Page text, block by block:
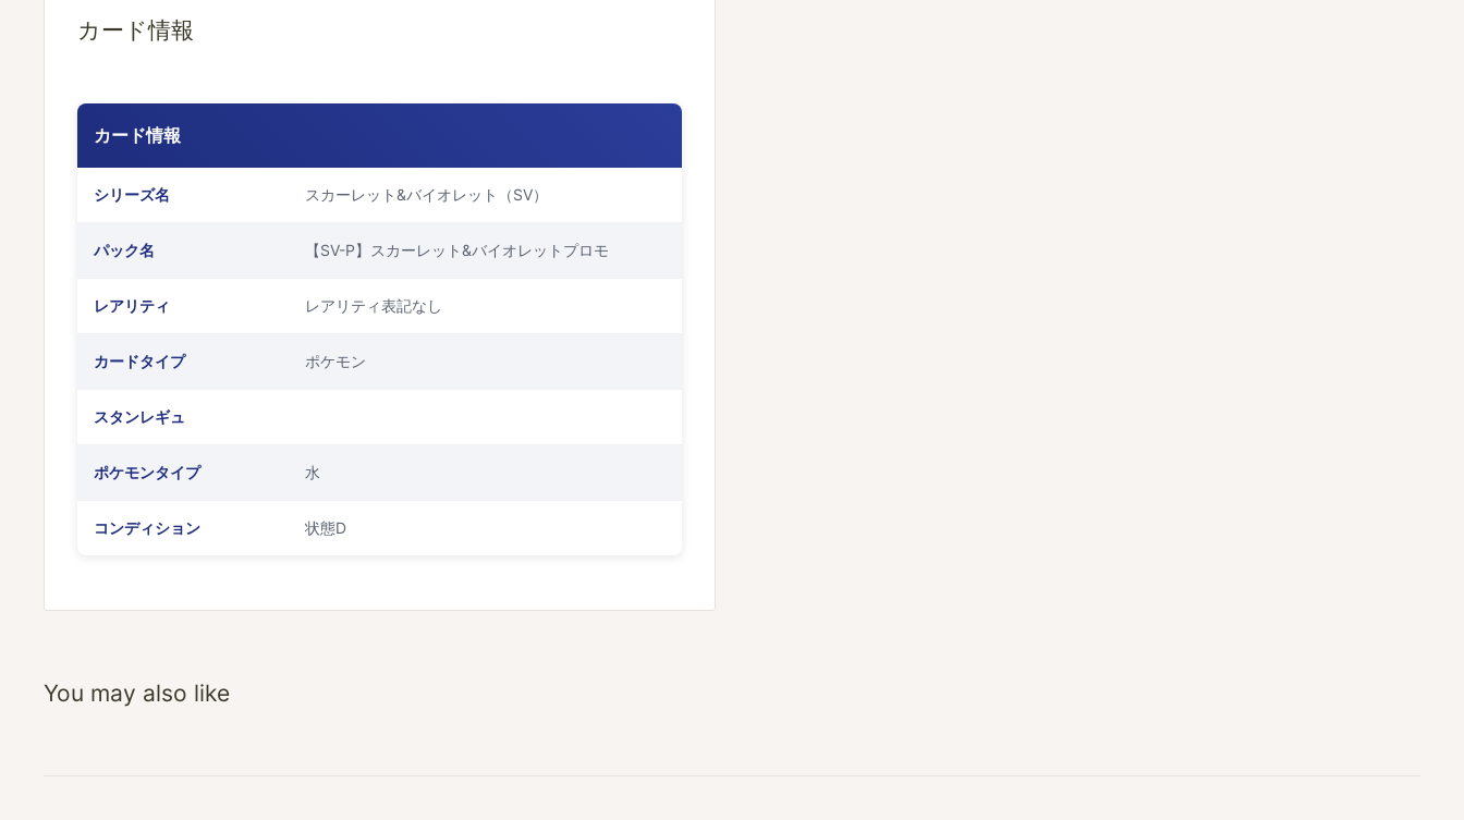
カード情報
カード情報
シリーズ名 スカーレット&バイオレット（SV）
パック名 【SV-P】スカーレット&バイオレットプロモ
レアリティ レアリティ表記なし
カードタイプ ポケモン
スタンレギュ
ポケモンタイプ 水
コンディション 状態D
You may also like